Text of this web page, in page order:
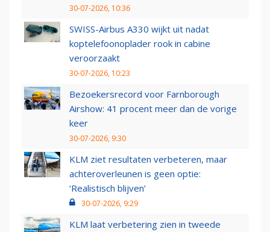
30-07-2026, 10:36
SWISS-Airbus A330 wijkt uit nadat
koptelefoonoplader rook in cabine
veroorzaakt
30-07-2026, 10:23
Bezoekersrecord voor Farnborough
Airshow: 41 procent meer dan de vorige
keer
30-07-2026, 9:30
KLM ziet resultaten verbeteren, maar
achteroverleunen is geen optie:
‘Realistisch blijven’
30-07-2026, 9:29
KLM laat verbetering zien in tweede